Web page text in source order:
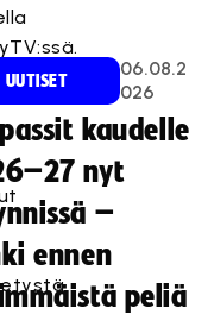
UUTISET
06.08.2
026
kaudelle
nyt
–
ennen
peliä